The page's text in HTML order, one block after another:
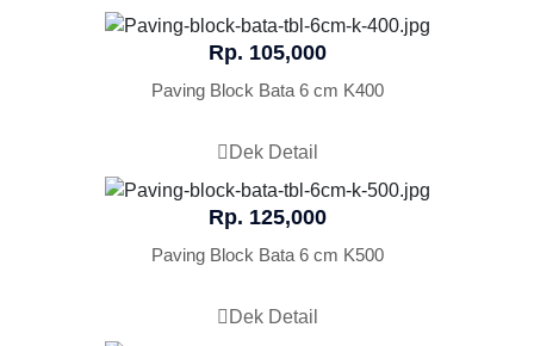
Rp. 105,000
Paving Block Bata 6 cm K400
Dek Detail
Rp. 125,000
Paving Block Bata 6 cm K500
Dek Detail